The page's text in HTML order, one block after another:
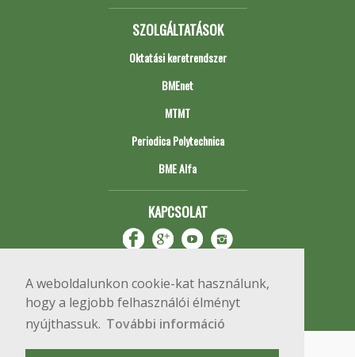
A weboldalunkon cookie-kat használunk,
hogy a legjobb felhasználói élményt
nyújthassuk. További információ
SZOLGÁLTATÁSOK
Oktatási keretrendszer
BMEnet
MTMT
Periodica Polytechnica
BME Alfa
KAPCSOLAT